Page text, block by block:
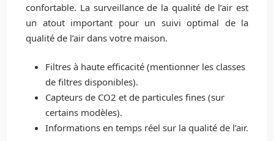
confortable. La surveillance de la qualité de l’air est
un atout important pour un suivi optimal de la
qualité de l’air dans votre maison.
Filtres à haute efficacité (mentionner les classes
de filtres disponibles).
Capteurs de CO2 et de particules fines (sur
certains modèles).
Informations en temps réel sur la qualité de l’air.